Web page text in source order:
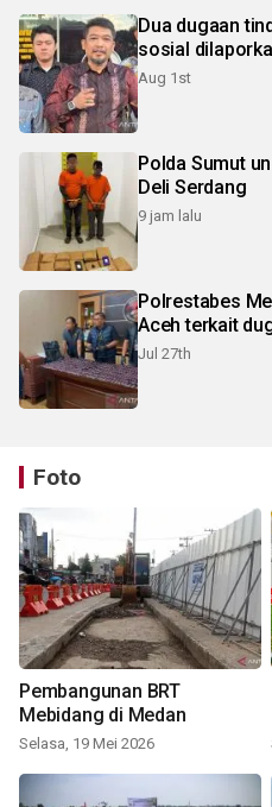
Dua dugaan
sosial
Aug 1st
Polda Sumut
Deli Serdang
9 jam lalu
Polrestabes
Aceh terkait
Jul 27th
Foto
Pembangunan BRT
Mebidang di Medan
Selasa, 19 Mei 2026